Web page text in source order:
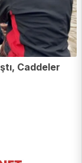
Caddeler